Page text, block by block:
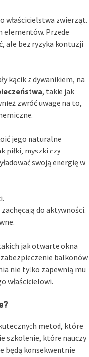
właścicielstwa zwierząt.
elementów. Przede
ale bez ryzyka kontuzji
kącik z dywanikiem, na
, takie jak
zwróć uwagę na to,
jego naturalne
piłki, myszki czy
swoją energię w
do aktywności.
jak otwarte okna
balkonów
nie tylko zapewnią mu
właścicielowi.
metod, które
szkolenie, które nauczy
będą konsekwentnie